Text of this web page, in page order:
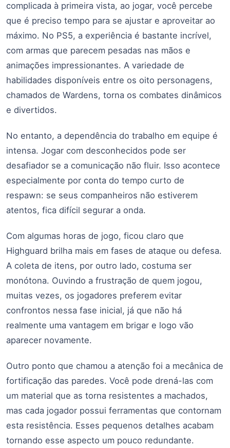
complicada à primeira vista, ao jogar, você percebe
que é preciso tempo para se ajustar e aproveitar ao
máximo. No PS5, a experiência é bastante incrível,
com armas que parecem pesadas nas mãos e
animações impressionantes. A variedade de
habilidades disponíveis entre os oito personagens,
chamados de Wardens, torna os combates dinâmicos
e divertidos.
No entanto, a dependência do trabalho em equipe é
intensa. Jogar com desconhecidos pode ser
desafiador se a comunicação não fluir. Isso acontece
especialmente por conta do tempo curto de
respawn: se seus companheiros não estiverem
atentos, fica difícil segurar a onda.
Com algumas horas de jogo, ficou claro que
Highguard brilha mais em fases de ataque ou defesa.
A coleta de itens, por outro lado, costuma ser
monótona. Ouvindo a frustração de quem jogou,
muitas vezes, os jogadores preferem evitar
confrontos nessa fase inicial, já que não há
realmente uma vantagem em brigar e logo vão
aparecer novamente.
Outro ponto que chamou a atenção foi a mecânica de
fortificação das paredes. Você pode drená-las com
um material que as torna resistentes a machados,
mas cada jogador possui ferramentas que contornam
esta resistência. Esses pequenos detalhes acabam
tornando esse aspecto um pouco redundante.